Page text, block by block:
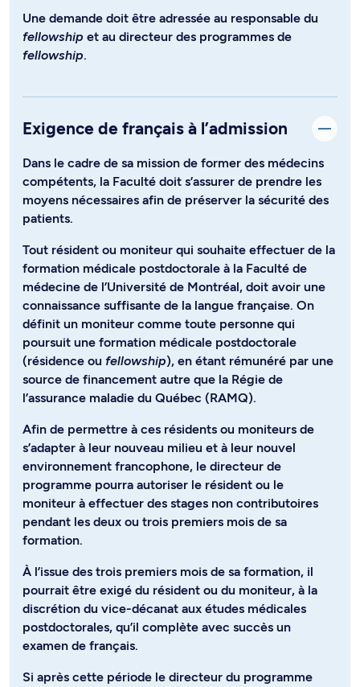
Une demande doit être adressée au responsable du
fellowship et au directeur des programmes de
fellowship.
Exigence de français à l’admission
Dans le cadre de sa mission de former des médecins
compétents, la Faculté doit s’assurer de prendre les
moyens nécessaires afin de préserver la sécurité des
patients.
Tout résident ou moniteur qui souhaite effectuer de la
formation médicale postdoctorale à la Faculté de
médecine de l’Université de Montréal, doit avoir une
connaissance suffisante de la langue française. On
définit un moniteur comme toute personne qui
poursuit une formation médicale postdoctorale
(résidence ou fellowship), en étant rémunéré par une
source de financement autre que la Régie de
l’assurance maladie du Québec (RAMQ).
Afin de permettre à ces résidents ou moniteurs de
s’adapter à leur nouveau milieu et à leur nouvel
environnement francophone, le directeur de
programme pourra autoriser le résident ou le
moniteur à effectuer des stages non contributoires
pendant les deux ou trois premiers mois de sa
formation.
À l’issue des trois premiers mois de sa formation, il
pourrait être exigé du résident ou du moniteur, à la
discrétion du vice-décanat aux études médicales
postdoctorales, qu’il complète avec succès un
examen de français.
Si après cette période le directeur du programme